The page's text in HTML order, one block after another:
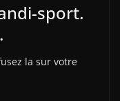
sport.
la sur votre